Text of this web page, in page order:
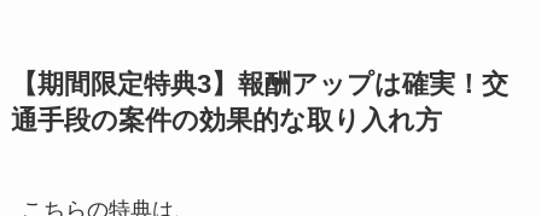
【期間限定特典3】報酬アップは確実！交
通手段の案件の効果的な取り入れ方
こちらの特典は、